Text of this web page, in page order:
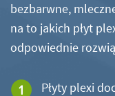
bezbarwne,
na to jakich płyt
odpowiednie
Płyty plexi